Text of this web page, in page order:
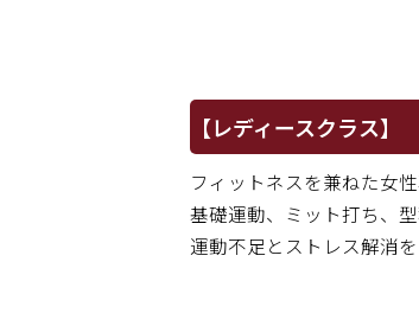
【レディースクラス】
フィットネスを兼ねた女性
基礎運動、ミット打ち、
運動不足とストレス解消